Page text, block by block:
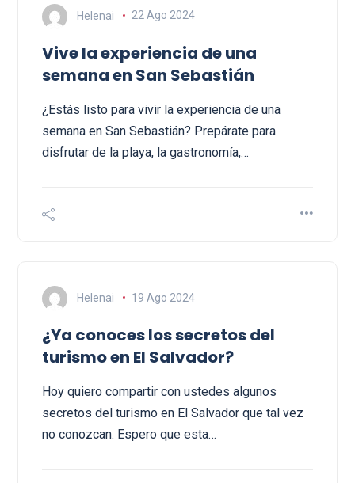
Helenai 22 Ago 2024
Vive la experiencia de una
semana en San Sebastián
¿Estás listo para vivir la experiencia de una
semana en San Sebastián? Prepárate para
disfrutar de la playa, la gastronomía,…
Helenai 19 Ago 2024
¿Ya conoces los secretos del
turismo en El Salvador?
Hoy quiero compartir con ustedes algunos
secretos del turismo en El Salvador que tal vez
no conozcan. Espero que esta…